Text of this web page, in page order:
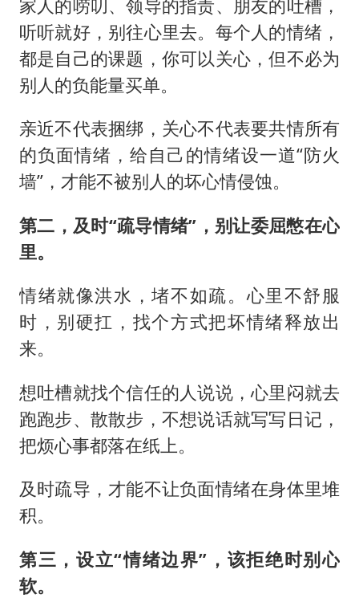
家人的唠叨、领导的指责、朋友的吐槽，
听听就好，别往心里去。每个人的情绪，
都是自己的课题，你可以关心，但不必为
别人的负能量买单。
亲近不代表捆绑，关心不代表要共情所有
的负面情绪，给自己的情绪设一道“防火
墙”，才能不被别人的坏心情侵蚀。
第二，及时“疏导情绪”，别让委屈憋在心
里。
情绪就像洪水，堵不如疏。心里不舒服
时，别硬扛，找个方式把坏情绪释放出
来。
想吐槽就找个信任的人说说，心里闷就去
跑跑步、散散步，不想说话就写写日记，
把烦心事都落在纸上。
及时疏导，才能不让负面情绪在身体里堆
积。
第三，设立“情绪边界”，该拒绝时别心
软。